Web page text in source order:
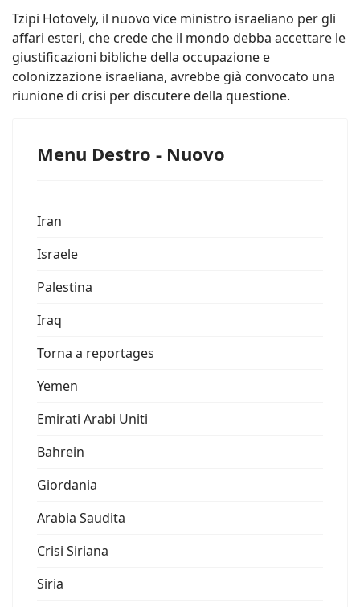
Tzipi Hotovely, il nuovo vice ministro israeliano per gli
affari esteri, che crede che il mondo debba accettare le
giustificazioni bibliche della occupazione e
colonizzazione israeliana, avrebbe già convocato una
riunione di crisi per discutere della questione.
Menu Destro - Nuovo
Iran
Israele
Palestina
Iraq
Torna a reportages
Yemen
Emirati Arabi Uniti
Bahrein
Giordania
Arabia Saudita
Crisi Siriana
Siria